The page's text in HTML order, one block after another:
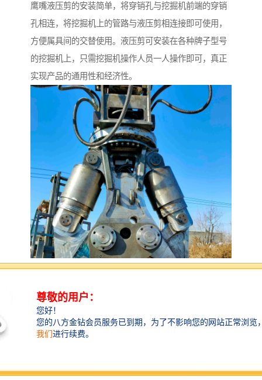
鹰嘴液压剪的安装简单，将穿销孔与挖掘机前端的穿销
孔相连，将挖掘机上的管路与液压剪相连接即可使用，
方便属具间的交替使用。液压剪可安装在各种牌子型号
的挖掘机上，只需挖掘机操作人员一人操作即可，真正
实现产品的通用性和经济性。